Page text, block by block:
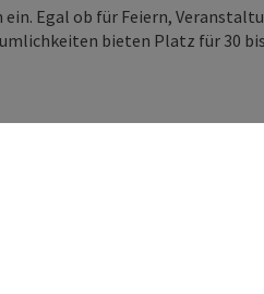
Egal ob für Feiern,
bieten Platz für 30